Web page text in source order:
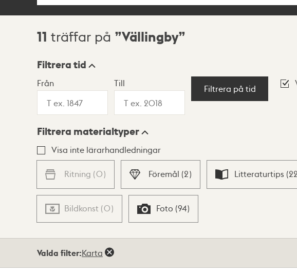
Sökresultat
11 träffar på Vällingby
Visningsläge
Lista Karta
Filtrera tid
Från Till
Filtrera på tid
Filtrera materialtyper
Visa inte lärarhandledningar
Ritning (0) Föremål (2) Litteraturtips (22
Bildkonst (0) Foto (94)
Valda filter:Karta